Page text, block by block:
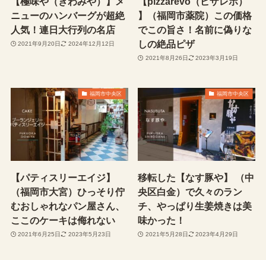
ニューのハンバーグが超絶
人気！連日大行列の名店
2021年9月20日 2024年12月12日
】（福岡市薬院）この価格
でこの旨さ！名前に偽りな
しの絶品ピザ
2021年8月26日 2023年3月19日
福岡市中央区
【パティスリーエイジ】
（福岡市大宮）ひっそり佇
むおしゃれなパン屋さん、
ここのケーキは侮れない
2021年6月25日 2023年5月23日
福岡市中央区
移転した【なす豚や】 （中
央区白金）で久々のラン
チ、やっぱり生姜焼きは美
味かった！
2021年5月28日 2023年4月29日